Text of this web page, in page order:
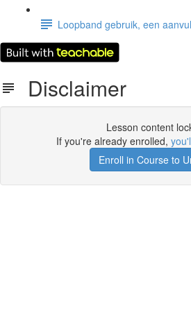
Loopband gebruik, een
Disclaimer
Lesson content
If you're already enrolled,
Enroll in Course to